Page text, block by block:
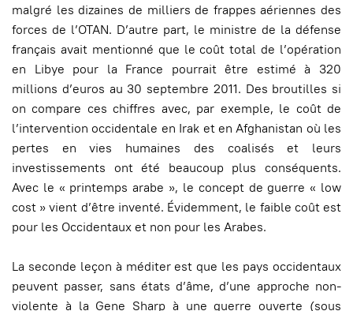
malgré les dizaines de milliers de frappes aériennes des
forces de l’OTAN. D’autre part, le ministre de la défense
français avait mentionné que le coût total de l’opération
en Libye pour la France pourrait être estimé à 320
millions d’euros au 30 septembre 2011. Des broutilles si
on compare ces chiffres avec, par exemple, le coût de
l’intervention occidentale en Irak et en Afghanistan où les
pertes en vies humaines des coalisés et leurs
investissements ont été beaucoup plus conséquents.
Avec le « printemps arabe », le concept de guerre « low
cost » vient d’être inventé. Évidemment, le faible coût est
pour les Occidentaux et non pour les Arabes.
La seconde leçon à méditer est que les pays occidentaux
peuvent passer, sans états d’âme, d’une approche non-
violente à la Gene Sharp à une guerre ouverte (sous